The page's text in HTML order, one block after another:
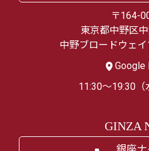
〒164-
東京都中野区
中野ブロードウェ
Google
11:30～19:30（
GINZA